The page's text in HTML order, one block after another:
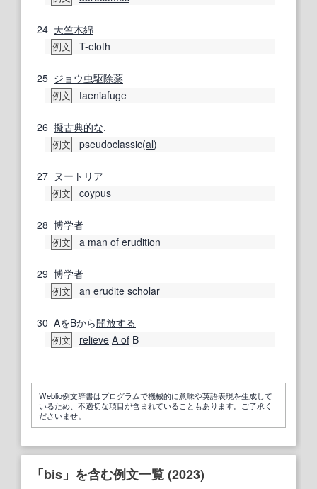
24 天竺木綿
例文 T-eloth
25 ジョウ虫駆除薬
例文 taeniafuge
26 擬古典的な.
例文 pseudoclassic(al)
27 ヌートリア
例文 coypus
28 博学者
例文 a man of erudition
29 博学者
例文 an erudite scholar
30 AをBから開放する
例文 relieve A of B
Weblio例文辞書はプログラムで機械的に意味や英語表現を生成して
いるため、不適切な項目が含まれていることもあります。ご了承く
ださいませ。
「bis」を含む例文一覧 (2023)